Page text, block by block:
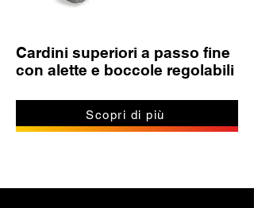
Cardini superiori a passo fine
con alette e boccole regolabili
Scopri di più